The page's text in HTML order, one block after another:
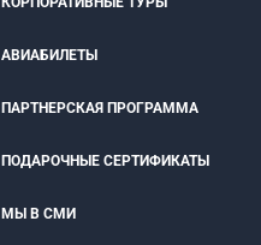
АВИАБИЛЕТЫ
ПАРТНЕРСКАЯ ПРОГРАММА
ПОДАРОЧНЫЕ СЕРТИФИКАТЫ
МЫ В СМИ